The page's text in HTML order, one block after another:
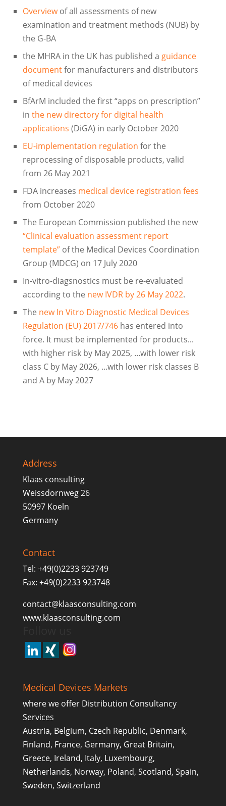
Overviewof all assessments of new
examination and treatment methods (NUB) by
the G-BA
the MHRA in the UK has published a guidance
documentfor manufacturers and distributors
of medical devices
BfArM included the first “apps on prescription”
in the new directory for digital health
applications (DiGA) in early October 2020
EU-implementation regulation for the
reprocessing of disposable products, valid
from 26 May 2021
FDA increases medical device registration fees
from October 2020
The European Commission published the new
“Clinical evaluation assessment report
template”of the Medical Devices Coordination
Group (MDCG) on 17 July 2020
In-vitro-diagsnostics must be re-evaluated
according to the new IVDR by 26 May 2022.
The new In Vitro Diagnostic Medical Devices
Regulation (EU) 2017/746has entered into
force. It must be implemented for products...
with higher risk by May 2025, ...with lower risk
class C by May 2026, ...with lower risk classes B
and A by May 2027
Address
Klaas consulting
Weissdornweg 26
50997 Koeln
Germany
Contact
Tel: +49(0)2233 923749
Fax: +49(0)2233 923748
contact@klaasconsulting.com
www.klaasconsulting.com
Medical Devices Markets
where we offer Distribution Consultancy
Services
Austria, Belgium, Czech Republic, Denmark,
Finland, France, Germany, Great Britain,
Greece, Ireland, Italy, Luxembourg,
Netherlands, Norway, Poland, Scotland, Spain,
Sweden, Switzerland